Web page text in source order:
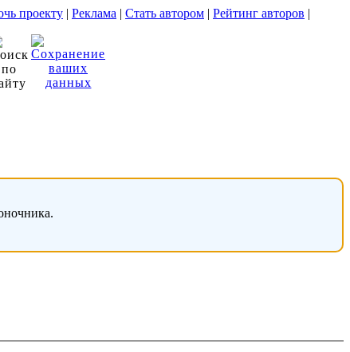
проекту | Реклама | Стать автором | Рейтинг авторов |